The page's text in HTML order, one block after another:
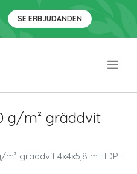
SE ERBJUDANDEN
g/m² gräddvit
gräddvit 4x4x5,8 m HDPE